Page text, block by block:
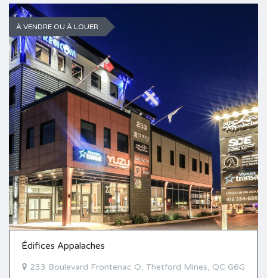
À VENDRE OU À LOUER
Édifices Appalaches
233 Boulevard Frontenac O, Thetford Mines, QC G6G